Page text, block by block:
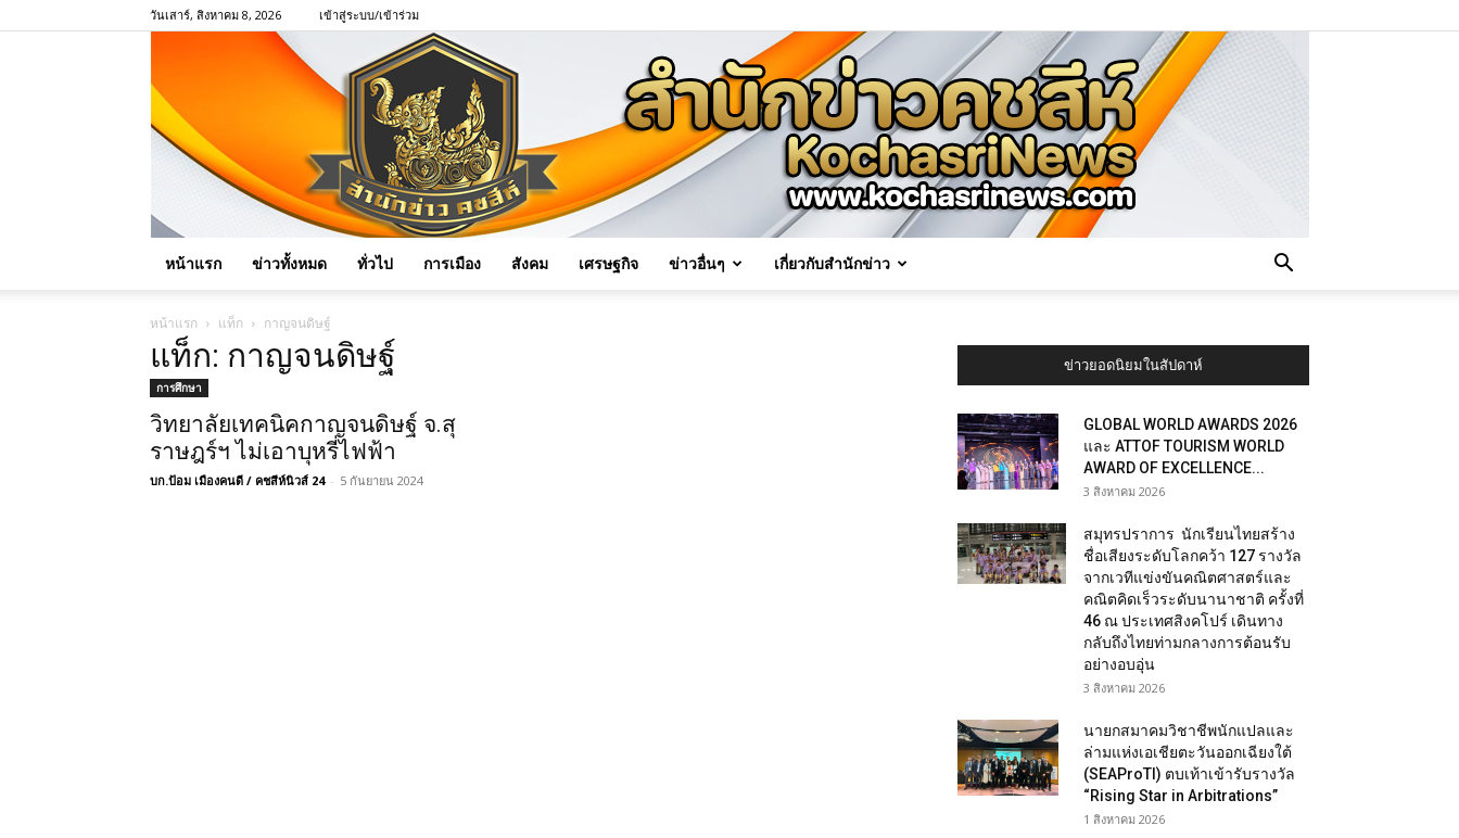
วันเสาร์, สิงหาคม 8, 2026 เข้าสู่ระบบ/เข้าร่วม
หน้าแรก ข่าวทั้งหมด ทั่วไป การเมือง สังคม เศรษฐกิจ ข่าวอื่นๆ เกี่ยวกับสำนักข่าว
หน้าแรก แท็ก กาญจนดิษฐ์
แท็ก: กาญจนดิษฐ์
การศึกษา
วิทยาลัยเทคนิคกาญจนดิษฐ์ จ.สุ
ราษฎร์ฯ ไม่เอาบุหรี่ไฟฟ้า
บก.ป้อม เมืองคนดี / คชสีห์นิวส์ 24 - 5 กันยายน 2024
ข่าวยอดนิยมในสัปดาห์
GLOBAL WORLD AWARDS 2026
และ ATTOF TOURISM WORLD
AWARD OF EXCELLENCE...
3 สิงหาคม 2026
สมุทรปราการ นักเรียนไทยสร้าง
ชื่อเสียงระดับโลกคว้า 127 รางวัล
จากเวทีแข่งขันคณิตศาสตร์และ
คณิตคิดเร็วระดับนานาชาติ ครั้งที่
46 ณ ประเทศสิงคโปร์ เดินทาง
กลับถึงไทยท่ามกลางการต้อนรับ
อย่างอบอุ่น
3 สิงหาคม 2026
นายกสมาคมวิชาชีพนักแปลและ
ล่ามแห่งเอเชียตะวันออกเฉียงใต้
(SEAProTI) ตบเท้าเข้ารับรางวัล
“Rising Star in Arbitrations”
1 สิงหาคม 2026